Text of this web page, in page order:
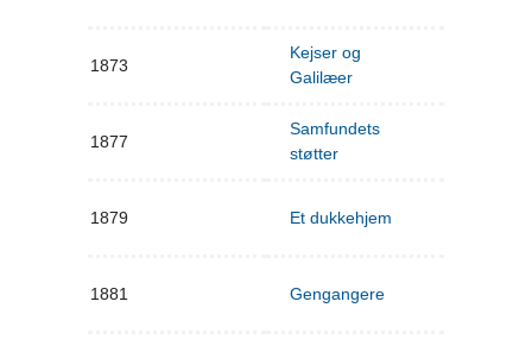
1873
Kejser og
Galilæer
1877
Samfundets
støtter
1879 Et dukkehjem
1881 Gengangere